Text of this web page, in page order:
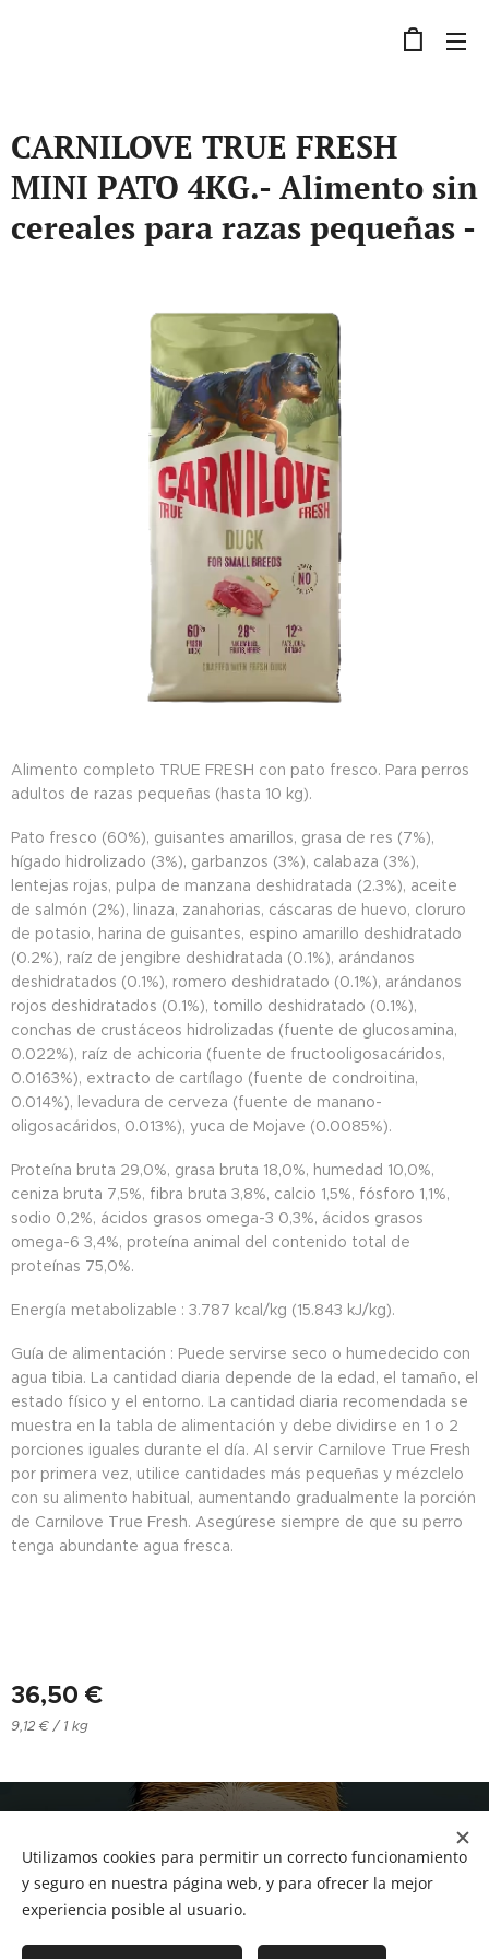
CARNILOVE TRUE FRESH
MINI PATO 4KG.- Alimento sin
cereales para razas pequeñas -
Alimento completo TRUE FRESH con pato fresco. Para perros
adultos de razas pequeñas (hasta 10 kg).
Pato fresco (60%), guisantes amarillos, grasa de res (7%),
hígado hidrolizado (3%), garbanzos (3%), calabaza (3%),
lentejas rojas, pulpa de manzana deshidratada (2.3%), aceite
de salmón (2%), linaza, zanahorias, cáscaras de huevo, cloruro
de potasio, harina de guisantes, espino amarillo deshidratado
(0.2%), raíz de jengibre deshidratada (0.1%), arándanos
deshidratados (0.1%), romero deshidratado (0.1%), arándanos
rojos deshidratados (0.1%), tomillo deshidratado (0.1%),
conchas de crustáceos hidrolizadas (fuente de glucosamina,
0.022%), raíz de achicoria (fuente de fructooligosacáridos,
0.0163%), extracto de cartílago (fuente de condroitina,
0.014%), levadura de cerveza (fuente de manano-
oligosacáridos, 0.013%), yuca de Mojave (0.0085%).
Proteína bruta 29,0%, grasa bruta 18,0%, humedad 10,0%,
ceniza bruta 7,5%, fibra bruta 3,8%, calcio 1,5%, fósforo 1,1%,
sodio 0,2%, ácidos grasos omega-3 0,3%, ácidos grasos
omega-6 3,4%, proteína animal del contenido total de
proteínas 75,0%.
Energía metabolizable : 3.787 kcal/kg (15.843 kJ/kg).
Guía de alimentación : Puede servirse seco o humedecido con
agua tibia. La cantidad diaria depende de la edad, el tamaño, el
estado físico y el entorno. La cantidad diaria recomendada se
muestra en la tabla de alimentación y debe dividirse en 1 o 2
porciones iguales durante el día. Al servir Carnilove True Fresh
por primera vez, utilice cantidades más pequeñas y mézclelo
con su alimento habitual, aumentando gradualmente la porción
de Carnilove True Fresh. Asegúrese siempre de que su perro
tenga abundante agua fresca.
36,50 €
9,12 € / 1 kg
Tf.666351543
Utilizamos cookies para permitir un correcto funcionamiento
y seguro en nuestra página web, y para ofrecer la mejor
experiencia posible al usuario.